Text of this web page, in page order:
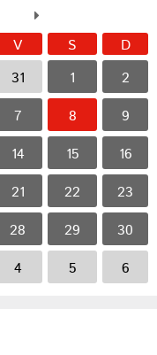
V S D
31 1 2
7 8 9
14 15 16
21 22 23
28 29 30
4 5 6